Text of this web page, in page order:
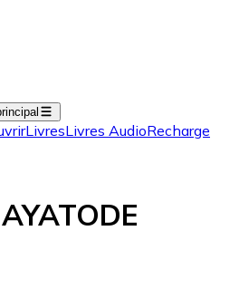
LivresLivres AudioRecharge